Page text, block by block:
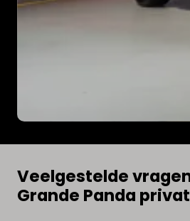
Veelgestelde
Grande Panda